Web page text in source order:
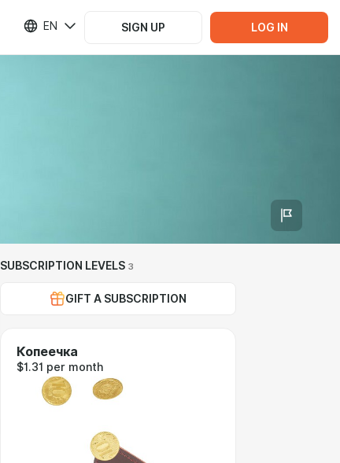
EN SIGN UP LOG IN
SUBSCRIPTION LEVELS 3
GIFT A SUBSCRIPTION
Копеечка
$1.31 per month